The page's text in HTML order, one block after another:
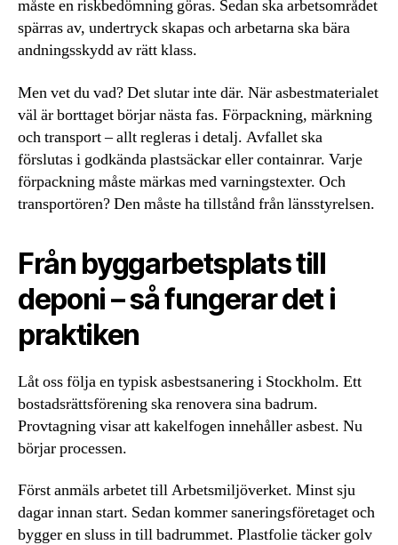
måste en riskbedömning göras. Sedan ska arbetsområdet
spärras av, undertryck skapas och arbetarna ska bära
andningsskydd av rätt klass.
Men vet du vad? Det slutar inte där. När asbestmaterialet
väl är borttaget börjar nästa fas. Förpackning, märkning
och transport – allt regleras i detalj. Avfallet ska
förslutas i godkända plastsäckar eller containrar. Varje
förpackning måste märkas med varningstexter. Och
transportören? Den måste ha tillstånd från länsstyrelsen.
Från byggarbetsplats till
deponi – så fungerar det i
praktiken
Låt oss följa en typisk asbestsanering i Stockholm. Ett
bostadsrättsförening ska renovera sina badrum.
Provtagning visar att kakelfogen innehåller asbest. Nu
börjar processen.
Först anmäls arbetet till Arbetsmiljöverket. Minst sju
dagar innan start. Sedan kommer saneringsföretaget och
bygger en sluss in till badrummet. Plastfolie täcker golv